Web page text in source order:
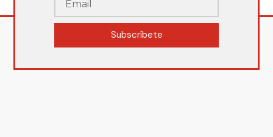
Subscríbete